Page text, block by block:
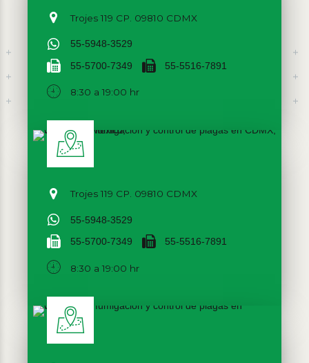
Trojes 119 CP. 09810 CDMX
55-5948-3529
55-5700-7349 55-5516-7891
8:30 a 19:00 hr
Trojes 119 CP. 09810 CDMX
55-5948-3529
55-5700-7349 55-5516-7891
8:30 a 19:00 hr